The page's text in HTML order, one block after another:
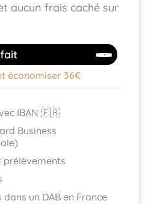
aucun frais caché sur
économiser 36€
IBAN 🇫🇷
Business
prélèvements
un DAB en France